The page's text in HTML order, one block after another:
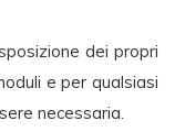
dei propri
e per qualsiasi
necessaria.